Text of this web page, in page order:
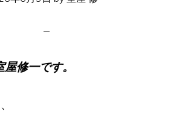
修一です。